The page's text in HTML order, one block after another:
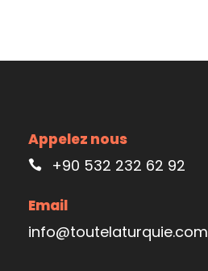
Appelez nous
+90 532 232 62 92
Email
info@toutelaturquie.com